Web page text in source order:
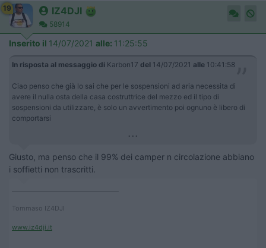
19 IZ4DJI
58914
Inserito il 14/07/2021 alle: 11:25:55
In risposta al messaggio di Karbon17 del 14/07/2021 alle 10:41:58
Ciao penso che già lo sai che per le sospensioni ad aria necessita di
avere il nulla osta della casa costruttrice del mezzo ed il tipo di
sospensioni da utilizzare, è solo un avvertimento poi ognuno è libero di
comportarsi
...
Giusto, ma penso che il 99% dei camper n circolazione abbiano
i soffietti non trascritti.
Tommaso IZ4DJI
www.iz4dji.it